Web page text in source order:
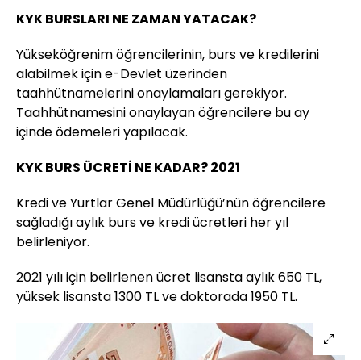
KYK BURSLARI NE ZAMAN YATACAK?
Yükseköğrenim öğrencilerinin, burs ve kredilerini
alabilmek için e-Devlet üzerinden
taahhütnamelerini onaylamaları gerekiyor.
Taahhütnamesini onaylayan öğrencilere bu ay
içinde ödemeleri yapılacak.
KYK BURS ÜCRETİ NE KADAR? 2021
Kredi ve Yurtlar Genel Müdürlüğü’nün öğrencilere
sağladığı aylık burs ve kredi ücretleri her yıl
belirleniyor.
2021 yılı için belirlenen ücret lisansta aylık 650 TL,
yüksek lisansta 1300 TL ve doktorada 1950 TL.